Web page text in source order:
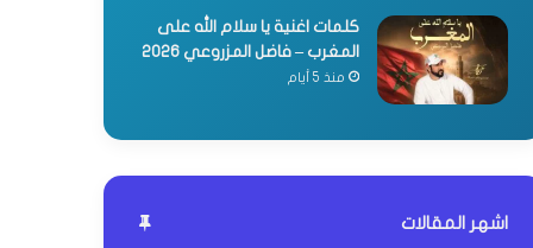
كلمات اغنية يا سلام الله على
المغرب – فاضل المزروعي 2026
منذ 5 أيام
اشهر المقالات